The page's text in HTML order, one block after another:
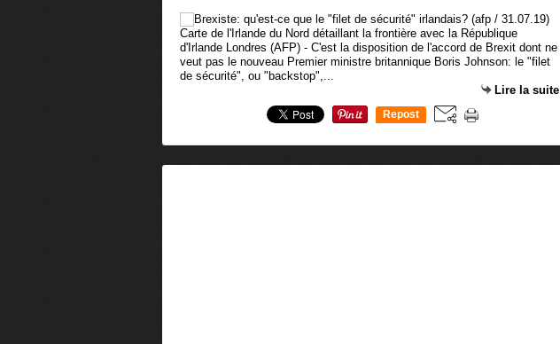
Carte de l'Irlande du Nord détaillant la frontière avec la République
d'Irlande Londres (AFP) - C'est la disposition de l'accord de Brexit dont ne
veut pas le nouveau Premier ministre britannique Boris Johnson: le "filet
de sécurité", ou "backstop",...
Lire la suite
Repost